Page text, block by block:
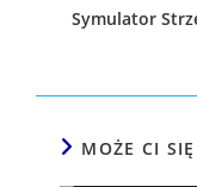
Symulator
MOŻE CI